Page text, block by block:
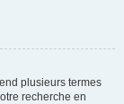
plusieurs termes
recherche en